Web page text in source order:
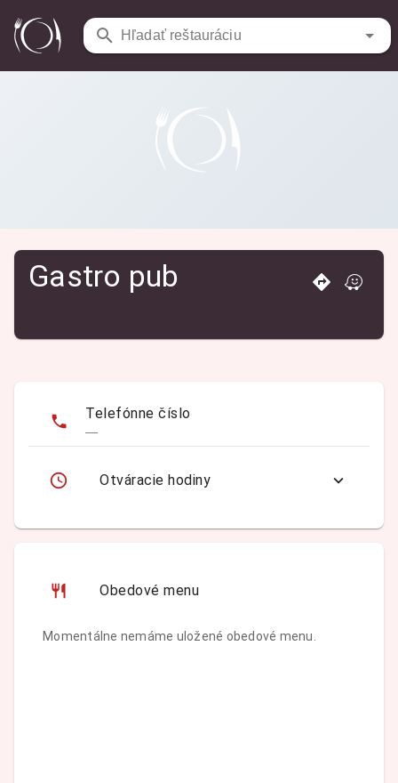
Hľadať reštauráciu
Reštaurácie / Gastro pub
Gastro pub
Telefónne číslo
—
Otváracie hodiny
Obedové menu
Momentálne nemáme uložené obedové menu.